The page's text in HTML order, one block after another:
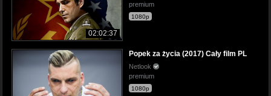
02:02:37
premium
1080p
Popek za życia (2017) Cały film PL
Netlook
premium
1080p